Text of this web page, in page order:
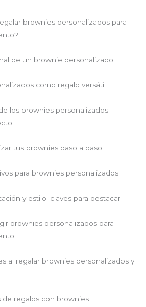
brownies personalizados para
de un brownie personalizado
como regalo versátil
los brownies personalizados
tus brownies paso a paso
para brownies personalizados
y estilo: claves para destacar
brownies personalizados para
al regalar brownies personalizados y
de regalos con brownies